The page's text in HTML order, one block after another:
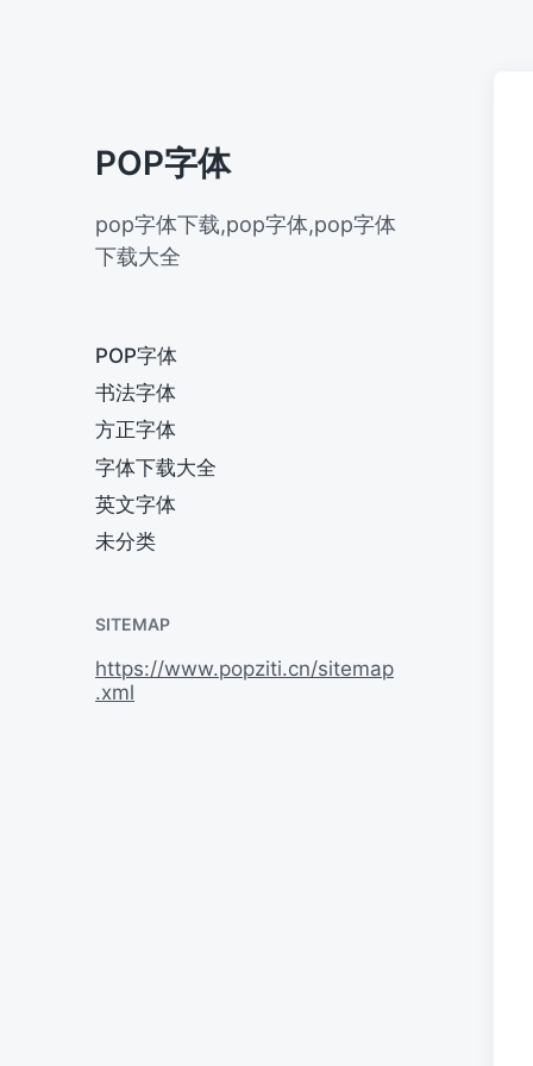
POP字体
pop字体下载,pop字体,pop字体
下载大全
POP字体
书法字体
方正字体
字体下载大全
英文字体
未分类
SITEMAP
https://www.popziti.cn/sitemap
.xml